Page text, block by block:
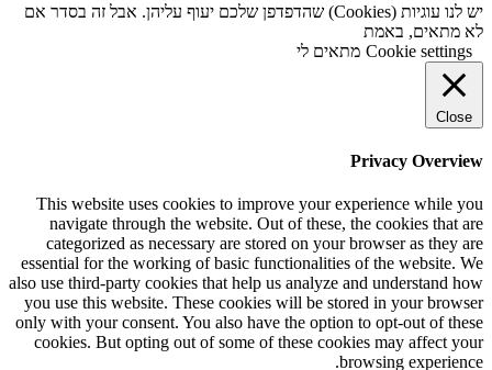
יש לנו עוגיות (Cookies) שהדפדפן שלכם יעוף עליהן. אבל זה בסדר אם
לא מתאים, באמת
Cookie settings מתאים לי
Close
Privacy Overview
This website uses cookies to improve your experience while you
navigate through the website. Out of these, the cookies that are
categorized as necessary are stored on your browser as they are
essential for the working of basic functionalities of the website. We
also use third-party cookies that help us analyze and understand how
you use this website. These cookies will be stored in your browser
only with your consent. You also have the option to opt-out of these
cookies. But opting out of some of these cookies may affect your
browsing experience.